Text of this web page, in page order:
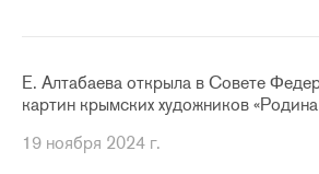
Е. Алтабаева открыла в Совете
картин крымских художников
19 ноября 2024 г.